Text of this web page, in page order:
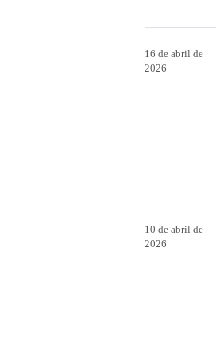
16 de abril de
2026
10 de abril de
2026